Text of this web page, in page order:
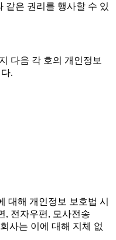
같은 권리를 행사할 수 있
다음 각 호의 개인정보
.
대해 개인정보 보호법 시
, 전자우편, 모사전송
사는 이에 대해 지체 없